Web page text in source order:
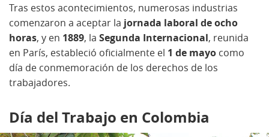
Tras estos acontecimientos, numerosas industrias
comenzaron a aceptar la jornada laboral de ocho
horas, y en 1889, la Segunda Internacional, reunida
en París, estableció oficialmente el 1 de mayo como
día de conmemoración de los derechos de los
trabajadores.
Día del Trabajo en Colombia